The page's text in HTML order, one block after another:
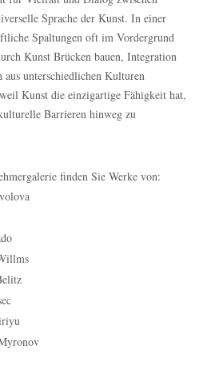
Sprache der Kunst. In einer
Spaltungen oft im Vordergrund
Kunst Brücken bauen, Integration
aus unterschiedlichen Kulturen
Kunst die einzigartige Fähigkeit hat,
Barrieren hinweg zu
finden Sie Werke von: